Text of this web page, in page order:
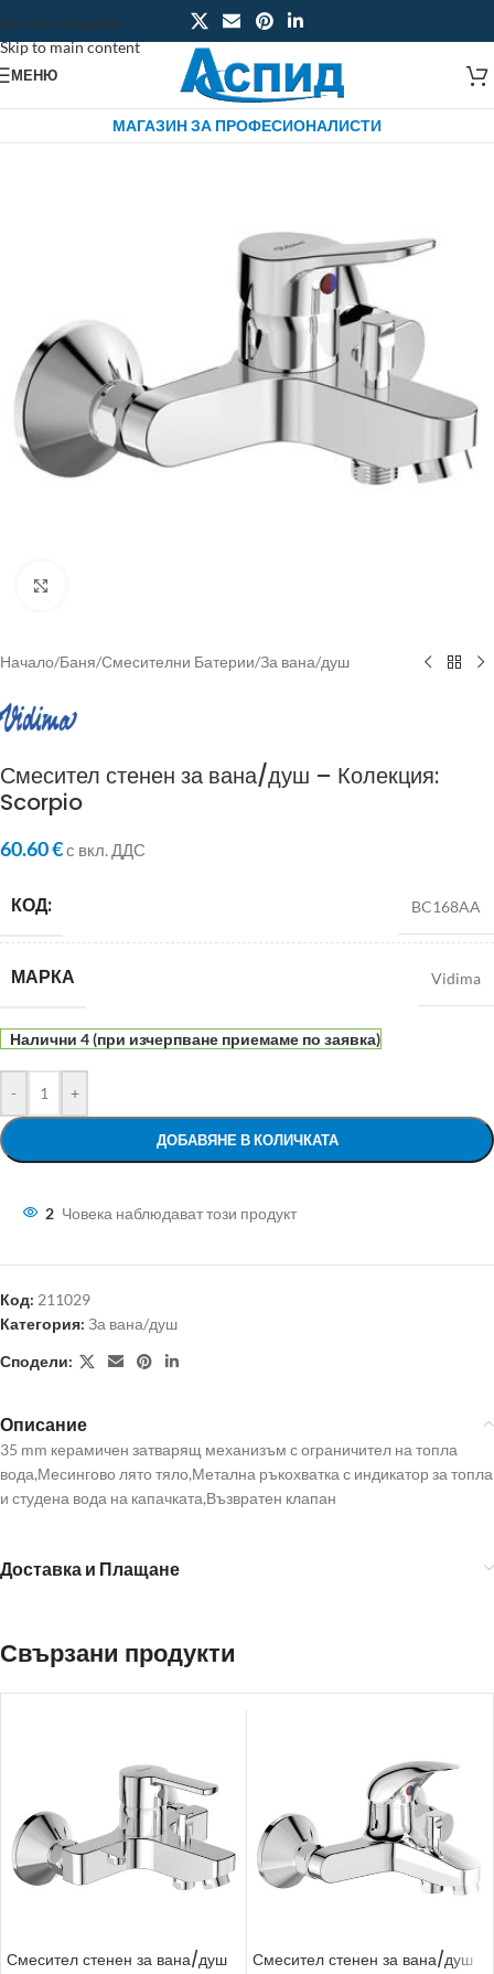
Skip to navigation
Skip to main content
МЕНЮ
МАГАЗИН ЗА ПРОФЕСИОНАЛИСТИ
Начало/Баня/Смесителни Батерии/За вана/душ
Смесител стенен за вана/душ – Колекция:
Scorpio
60.60€с вкл. ДДС
КОД: BC168AA
МАРКА Vidima
Налични 4 (при изчерпване приемаме по заявка)
- +
ДОБАВЯНЕ В КОЛИЧКАТА
2 Човека наблюдават този продукт
Код: 211029
Категория: За вана/душ
Сподели:
Описание
35 mm керамичен затварящ механизъм с ограничител на топла
вода,Месингово лято тяло,Метална ръкохватка с индикатор за топла
и студена вода на капачката,Възвратен клапан
Доставка и Плащане
Свързани продукти
Смесител стенен за вана/душ
Смесител стенен за вана/душ